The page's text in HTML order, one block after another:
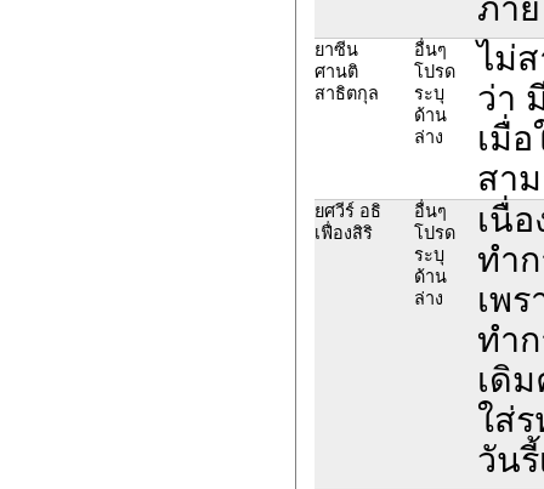
ภา
ยาซีน
ศานติ
สาธิตกุล
อื่นๆ
โปรด
ระบุ
ด้าน
ล่าง
ไม่
ว่า
เมื่
สา
ยศวีร์ อธิ
เฟื่องสิริ
อื่นๆ
โปรด
ระบุ
ด้าน
ล่าง
เนื่
ทำ
เพ
ทำ
เดิ
ใส่
วัน